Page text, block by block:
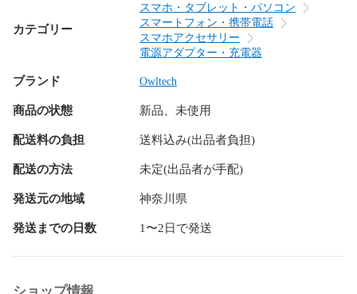
■入力電圧：AC100V - 240V 50/60Hz
■出力仕様：
USB Type-C (Power Delivery-PPS、Quick Charge3.0)：
(Power Delivery-PPS、Quick Charge3.0)：3.3-11V/3A、3.3-
16V/2A
USB Type-A：5V/2.4A
合計最大 5V/5.4A(3A＋2.4A)/(42W(30＋12W))
■サイズ (本体)：約65(W) × 31(D) × 65(H) mm
■重量 (本体)：約130g
要連絡）
■型番：OWL-ACPDU1S-BK／OWL-ACPDU1S-WH
■JAN：4942322008417／4942322008424
＊＊＊＊＊＊＊＊＊＊＊＊＊
カテゴリー
スマホ・タブレット・パソコン
スマートフォン・携帯電話
スマホアクセサリー
電源アダプター・充電器
ブランド Owltech
商品の状態 新品、未使用
配送料の負担 送料込み(出品者負担)
配送の方法 未定(出品者が手配)
発送元の地域 神奈川県
発送までの日数 1〜2日で発送
ショップ情報